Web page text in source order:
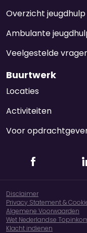
Overzicht jeugdhulp
Ambulante
Veelgestelde
Buurtwerk
Locaties
Activiteiten
Voor
Disclaimer
Privacy Statement &
Algemene Voorwaarden
Wet Nederlandse
Klacht indienen